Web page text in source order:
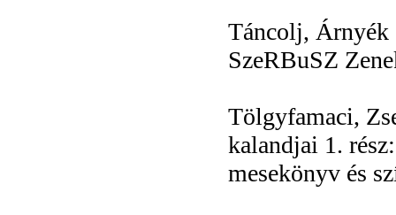
Táncolj, Árnyék
SzeRBuSZ
Tölgyfamaci,
kalandjai 1.
mesekönyv és